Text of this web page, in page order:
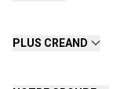
PLUS CREAND